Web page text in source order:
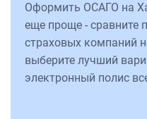
Оформить ОСАГО на
еще проще - сравните
страховых компаний
выберите лучший
электронный полис